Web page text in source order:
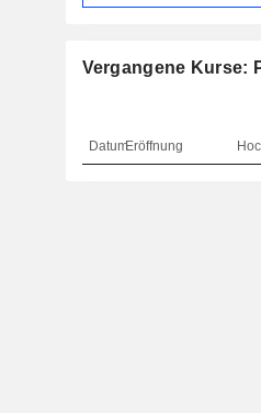
Vergangene Kurse:
DatumEröffnung